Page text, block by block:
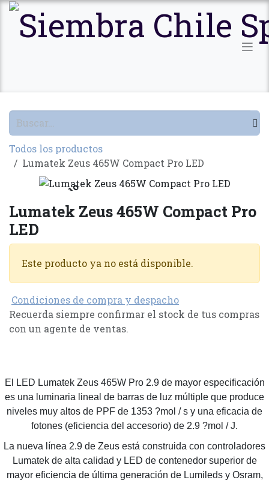
Ir al contenido
Todos los productos
Lumatek Zeus 465W Compact Pro LED
Agotado
Lumatek Zeus 465W Compact Pro
LED
Este producto ya no está disponible.
Condiciones de compra y despacho
Recuerda siempre confirmar el stock de tus compras
con un agente de ventas.
El LED Lumatek Zeus 465W Pro 2.9 de mayor especificación
es una luminaria lineal de barras de luz múltiple que produce
niveles muy altos de PPF de 1353 ?mol / s y una eficacia de
fotones (eficiencia del accesorio) de 2.9 ?mol / J.
La nueva línea 2.9 de Zeus está construida con controladores
Lumatek de alta calidad y LED de contenedor superior de
mayor eficiencia de última generación de Lumileds y Osram,